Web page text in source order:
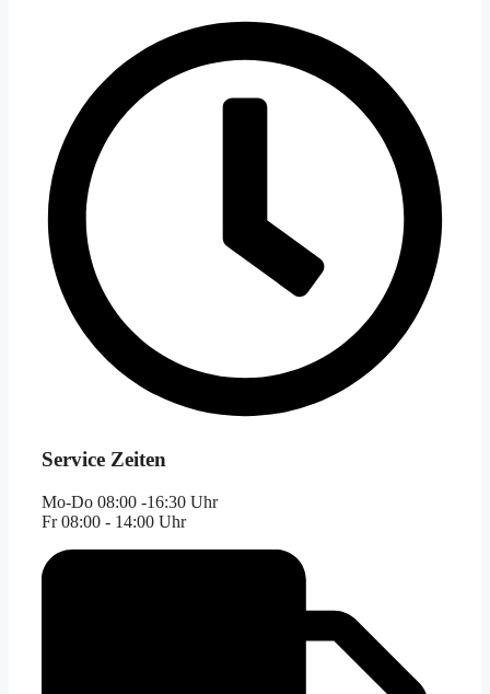
Service Zeiten
Mo-Do 08:00 -16:30 Uhr
Fr 08:00 - 14:00 Uhr